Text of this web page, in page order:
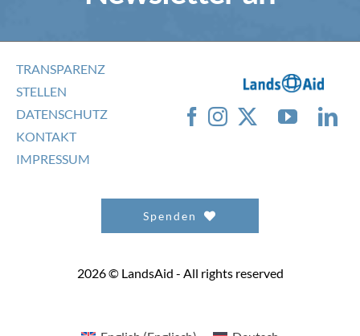
TRANSPARENZ
STELLEN
DATENSCHUTZ
KONTAKT
IMPRESSUM
Spenden
2026 © LandsAid - All rights reserved